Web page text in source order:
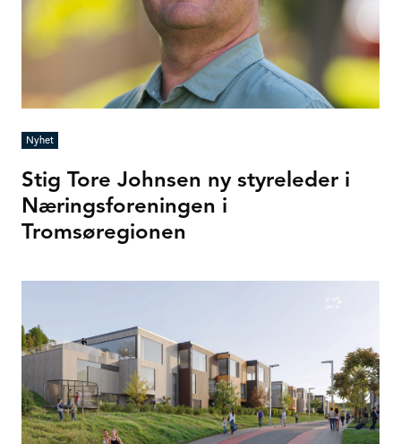
Nyhet
Stig Tore Johnsen ny styreleder i
Næringsforeningen i
Tromsøregionen